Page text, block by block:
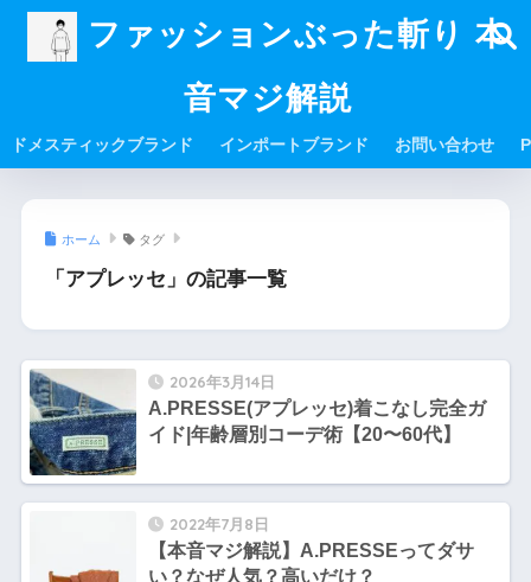
ファッションぶった斬り 本
音マジ解説
ドメスティックブランド インポートブランド お問い合わせ
ホーム タグ
「アプレッセ」の記事一覧
2026年3月14日
A.PRESSE(アプレッセ)着こなし完全ガ
イド|年齢層別コーデ術【20〜60代】
2022年7月8日
【本音マジ解説】A.PRESSEってダサ
い？なぜ人気？高いだけ？